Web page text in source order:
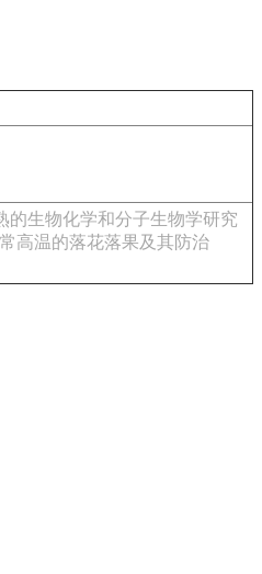
的生物化学和分子生物学研究
高温的落花落果及其防治